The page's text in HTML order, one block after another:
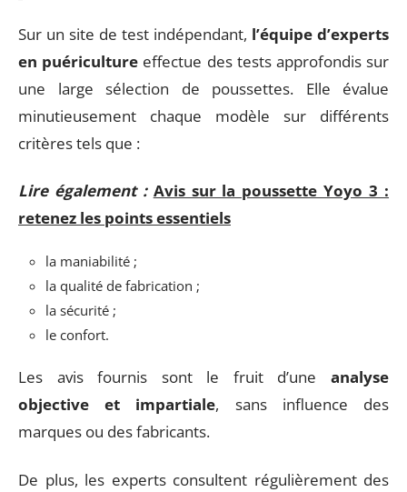
Sur un site de test indépendant, l’équipe d’experts
en puériculture effectue des tests approfondis sur
une large sélection de poussettes. Elle évalue
minutieusement chaque modèle sur différents
critères tels que :
Lire également : Avis sur la poussette Yoyo 3 :
retenez les points essentiels
la maniabilité ;
la qualité de fabrication ;
la sécurité ;
le confort.
Les avis fournis sont le fruit d’une analyse
objective et impartiale, sans influence des
marques ou des fabricants.
De plus, les experts consultent régulièrement des